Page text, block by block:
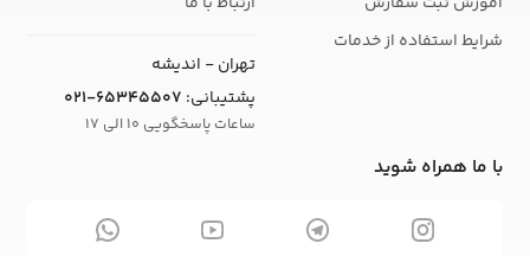
شرایط استفاده از خدمات
تهران - اندیشه
پشتیبانی: 021-65345507
ساعات پاسخگویی 10 الی 17
با ما همراه شوید